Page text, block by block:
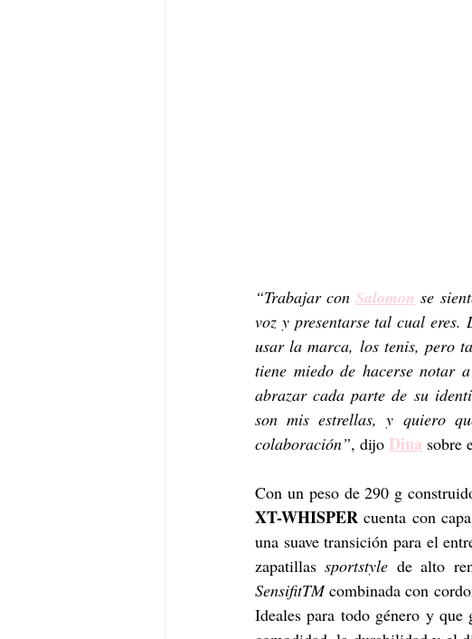
“Trabajar con Salomon se
voz y presentarse tal cual eres.
usar la marca, los tenis, pero
tiene miedo de hacerse notar
abrazar cada parte de su
son mis estrellas, y quiero
colaboración”, dijo Dina sobre
Con un peso de 290 g
XT-WHISPER cuenta con
una suave transición para el
zapatillas sportstyle
SensifitTM combinada con
Ideales para todo género y